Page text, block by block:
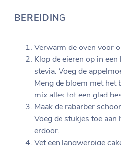
BEREIDING
Verwarm de oven voor
Klop de eieren op in
stevia. Voeg de
Meng de bloem met het
mix alles tot een glad
Maak de rabarber
Voeg de stukjes toe aan
erdoor.
Vet een langwerpige